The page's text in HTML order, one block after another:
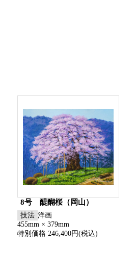
8号 醍醐桜（岡山）
技法 洋画
455mm × 379mm
特別価格 246,400円(税込)